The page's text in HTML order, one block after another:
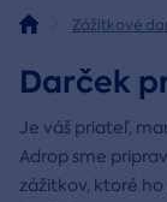
Zážitkové
Darček
Je váš priateľ,
Adrop sme
zážitkov, ktoré